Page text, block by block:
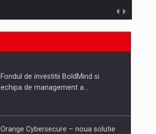
Fondul de investitii BoldMind si
echipa de management a…
Orange Cybersecure – noua solutie